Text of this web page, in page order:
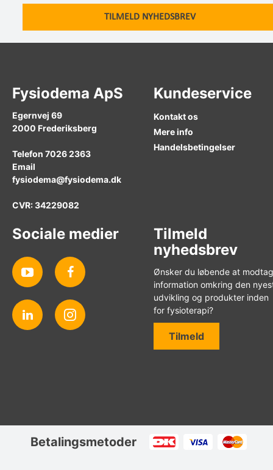
TILMELD NYHEDSBREV
Fysiodema ApS
Egernvej 69
2000 Frederiksberg
Telefon 7026 2363
Email
fysiodema@fysiodema.dk
CVR: 34229082
Kundeservice
Kontakt os
Mere info
Handelsbetingelser
Sociale medier
Tilmeld
nyhedsbrev
Ønsker du løbende at
information omkring den
udvikling og produkter inden
for fysioterapi?
Tilmeld
Betalingsmetoder